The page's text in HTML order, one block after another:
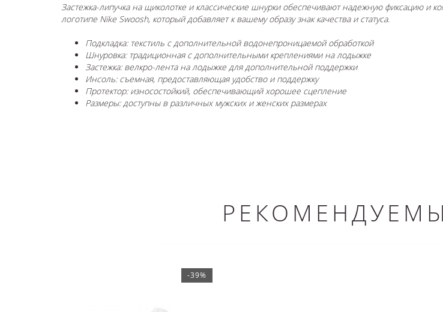
Застежка-липучка на щиколотке и классические шнурки обеспечивают надежную фиксацию и
логотипе Nike Swoosh, который добавляет к вашему образу знак качества и статуса.
Подкладка: текстиль с дополнительной водонепроницаемой обработкой
Шнуровка: традиционная с дополнительными креплениями на лодыжке
Застежка: велкро-лента на лодыжке для дополнительной поддержки
Инсоль: съемная, предоставляющая удобство и поддержку
Протектор: износостойкий, обеспечивающий хорошее сцепление
Размеры: доступны в различных мужских и женских размерах
-39%